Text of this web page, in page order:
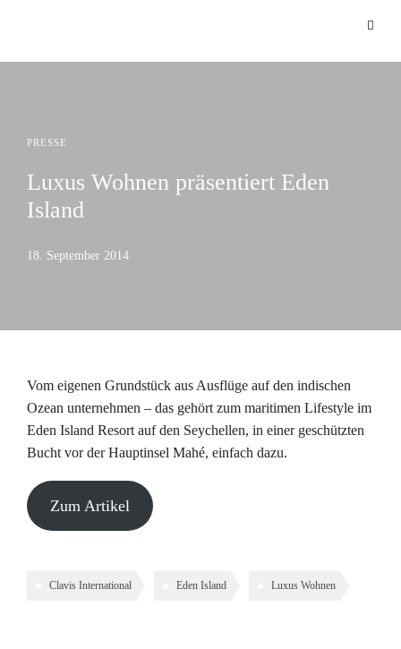
PRESSE
Luxus Wohnen präsentiert Eden
Island
18. September 2014
Vom eigenen Grundstück aus Ausflüge auf den indischen
Ozean unternehmen – das gehört zum maritimen Lifestyle im
Eden Island Resort auf den Seychellen, in einer geschützten
Bucht vor der Hauptinsel Mahé, einfach dazu.
Zum Artikel
Clavis International Eden Island Luxus Wohnen